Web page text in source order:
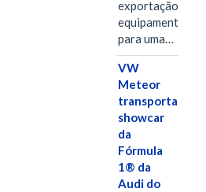
exportação de
equipamentos
para uma…
VW
Meteor
transporta
showcar
da
Fórmula
1® da
Audi do